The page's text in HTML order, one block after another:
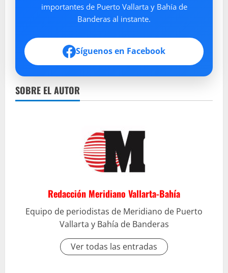
importantes de Puerto Vallarta y Bahía de
Banderas al instante.
Síguenos en Facebook
SOBRE EL AUTOR
Redacción Meridiano Vallarta-Bahía
Equipo de periodistas de Meridiano de Puerto
Vallarta y Bahía de Banderas
Ver todas las entradas